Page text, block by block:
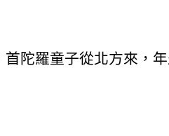
陀羅童子從北方來，